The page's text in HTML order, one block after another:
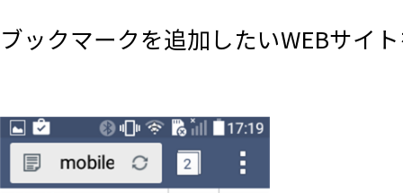
ブックマークを追加したいWEBサイ